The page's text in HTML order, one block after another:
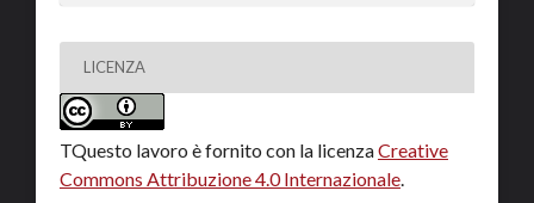
LICENZA
TQuesto lavoro è fornito con la licenzaCreative
Commons Attribuzione 4.0 Internazionale.